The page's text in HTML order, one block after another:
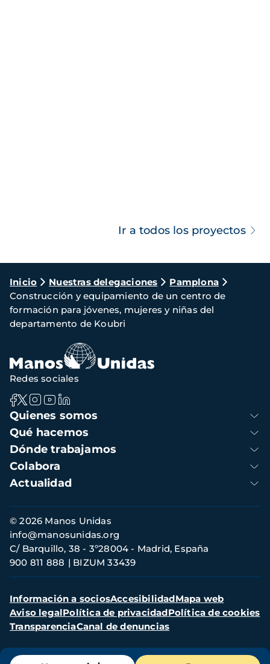
Ir a todos los proyectos
Ruta
de
navegación
Inicio Nuestras delegaciones
Pamplona
Construcción y equipamiento de un centro de
formación para jóvenes, mujeres y niñas del
departamento de Koubri
Menú
Navegación
principal
Quienes somos
Qué hacemos
Dónde trabajamos
Colabora
Actualidad
Redes sociales
Información
de
contacto
© 2026 Manos Unidas
C/ Barquillo, 38 - 3º28004 - Madrid, España
900 811 888
BIZUM 33439
info@manosunidas.org
Menú
secundario
Información a sociosAccesibilidadMapa web
Aviso legalPolítica de privacidadPolítica de cookies
TransparenciaCanal de denuncias